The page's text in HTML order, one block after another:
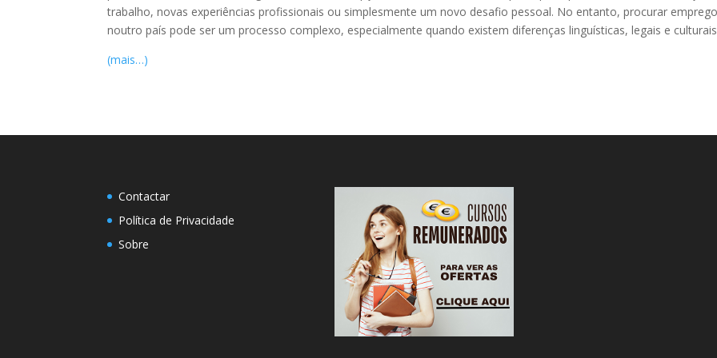
trabalho, novas experiências profissionais ou simplesmente um novo desafio pessoal. No entanto, procurar
noutro país pode ser um processo complexo, especialmente quando existem diferenças linguísticas, legais e
(mais…)
Contactar
Política de Privacidade
Sobre